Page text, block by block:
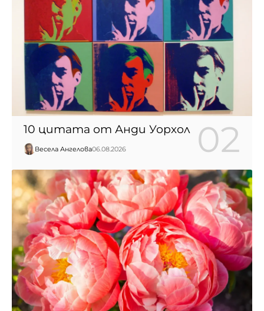
10 цитата от Анди Уорхол
Весела Ангелова06.08.2026